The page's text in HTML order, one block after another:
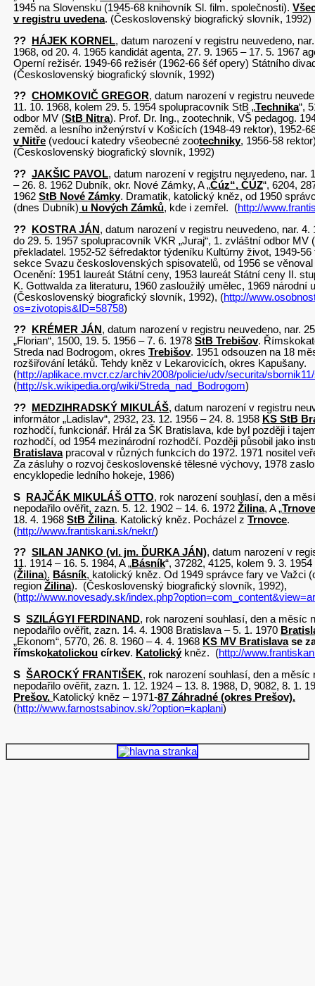
1945 na Slovensku (1945-68 knihovník Sl. film. společnosti).
v registru uvedena. (Československý biografický slovník, 1992)
??
HÁJEK KORNEL, datum narození v registru neuvedeno,
1968, od 20. 4. 1965 kandidát agenta, 27. 9. 1965 – 17. 5. 1967
Operní režisér. 1949-66 režisér (1962-66 šéf opery) Státního
(Československý biografický slovník, 1992)
?? CHOMKOVIČ GREGOR, datum narození v registru
11. 10. 1968, kolem 29. 5. 1954 spolupracovník StB „Technika“,
odbor MV (StB Nitra). Prof. Dr. Ing., zootechnik, VŠ pedagog.
zeměd. a lesního inženýrství v Košicích (1948-49 rektor), 1952-
v Nitře (vedoucí katedry všeobecné zootechniky, 1956-58
(Československý biografický slovník, 1992)
?? JAKŠIC PAVOL, datum narození v registru neuvedeno, nar.
– 26. 8. 1962 Dubník, okr. Nové Zámky, A „Čúz“, ČÚZ“, 6204,
1962 StB Nové Zámky. Dramatik, katolický kněz, od 1950
(dnes Dubník) u Nových Zámků, kde i zemřel. (http://
?? KOSTRA JÁN, datum narození v registru neuvedeno, nar. 4.
do 29. 5. 1957 spolupracovník VKR „Juraj“, 1. zvláštní odbor MV
překladatel. 1952-52 šéfredaktor týdeníku Kultúrny život, 1949-
sekce Svazu československých spisovatelů, od 1956 se
Ocenění: 1951 laureát Státní ceny, 1953 laureát Státní ceny II.
K. Gottwalda za literaturu, 1960 zasloužilý umělec, 1969 národní
(Československý biografický slovník, 1992), (http://
os=zivotopis&ID=58758)
??
KRÉMER JÁN , datum narození v registru neuvedeno, nar.
„Florian“, 1500, 19. 5. 1956 – 7. 6. 1978 StB Trebišov.
Streda nad Bodrogom, okres Trebišov. 1951 odsouzen na 18
rozšiřování letáků. Tehdy kněz v Lekarovicích, okres Kapušany.
(http://aplikace.mvcr.cz/archiv2008/policie/udv/securita/
(http://sk.wikipedia.org/wiki/Streda_nad_Bodrogom)
??
MEDZIHRADSKÝ MIKULÁŠ, datum narození v registru
informátor „Ladislav“, 2932, 23. 12. 1956 – 24. 8. 1958 KS StB
rozhodčí, funkcionář. Hrál za ŠK Bratislava, kde byl později i
rozhodčí, od 1954 mezinárodní rozhodčí. Později působil jako
Bratislavapracoval v různých funkcích do 1972. 1971 nositel
Za zásluhy o rozvoj československé tělesné výchovy, 1978
encyklopedie ledního hokeje, 1986)
S RAJČÁK MIKULÁŠ OTTO, rok narození souhlasí, den a
nepodařilo ověřit, zazn. 5. 12. 1902 – 14. 6. 1972 Žilina, A „
18. 4. 1968 StB Žilina. Katolický kněz. Pocházel z Trnovce.
(http://www.frantiskani.sk/nekr/)
?? SILAN JANKO (vl. jm. ĎURKA JÁN), datum narození v
11. 1914 – 16. 5. 1984, A „Básník“, 37282, 4125, kolem 9. 3.
(Žilina). Básník, katolický kněz. Od 1949 správce fary ve Važci
region Žilina). (Československý biografický slovník, 1992),
(http://www.novesady.sk/
S SZILÁGYI FERDINAND, rok narození souhlasí, den a měsíc
nepodařilo ověřit, zazn. 14. 4. 1908 Bratislava – 5. 1. 1970
„Ekonom“, 5770, 26. 8. 1960 – 4. 4. 1968 KS MV Bratislavase
římskokatolickou církev. Katolickýkněz. (http://
S ŠAROCKÝ FRANTIŠEK, rok narození souhlasí, den a měsíc
nepodařilo ověřit, zazn. 1. 12. 1924 – 13. 8. 1988, D, 9082, 8. 1.
Prešov. Katolický kněz – 1971-87 Záhradné (okres Prešov).
(http://www.farnostsabinov.sk/?option=kaplani)